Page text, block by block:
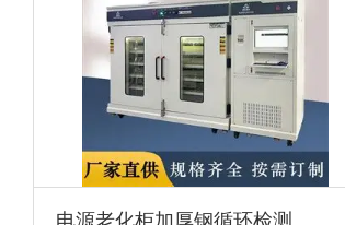
电源老化柜加厚钢循环检测